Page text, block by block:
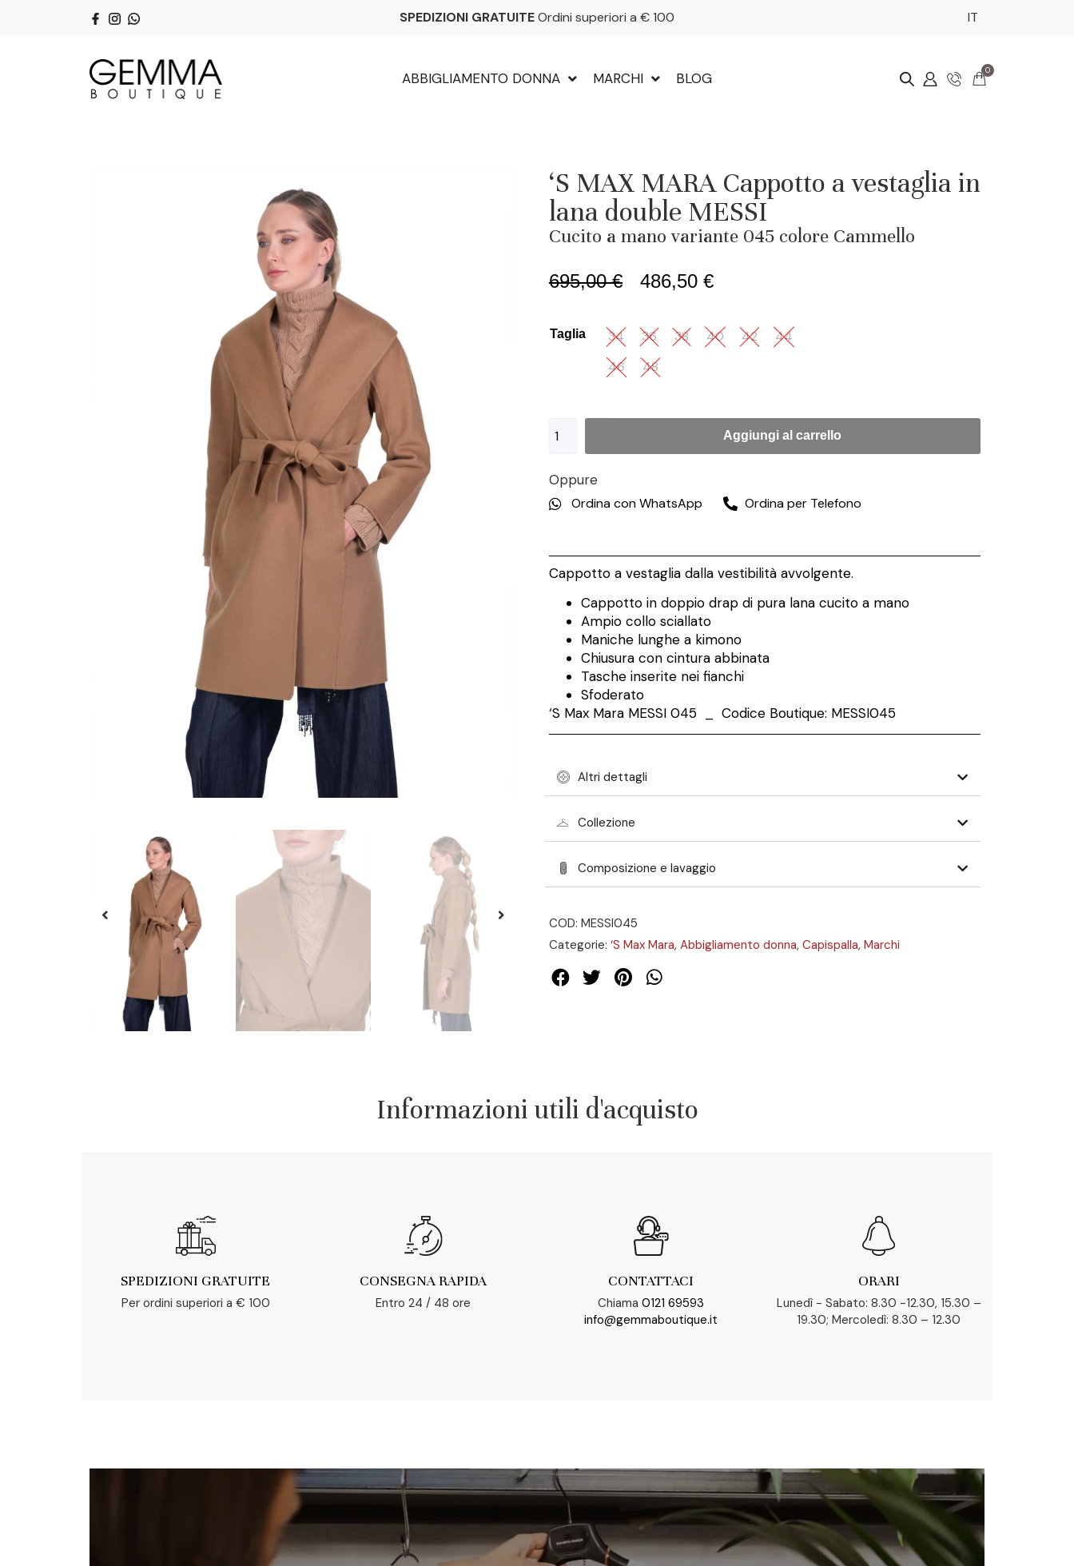
SPEDIZIONI GRATUITEOrdini superiori a € 100 IT
ABBIGLIAMENTO DONNA MARCHI BLOG 0
‘S MAX MARA Cappotto a vestaglia in
lana double MESSI
Cucito a mano variante 045 colore Cammello
695,00€ 486,50 €
Taglia 34 36 38 40 42
44
46
48
Aggiungi al carrello
Oppure
Ordina con WhatsApp Ordina per Telefono
Cappotto a vestaglia dalla vestibilità avvolgente.
Cappotto in doppio drap di pura lana cucito a mano
Ampio collo sciallato
Maniche lunghe a kimono
Chiusura con cintura abbinata
Tasche inserite nei fianchi
Sfoderato
‘S Max Mara MESSI 045 _ Codice Boutique: MESSI045
Altri dettagli
Collezione
Composizione e lavaggio
COD: MESSI045
Categorie: ‘S Max Mara, Abbigliamento donna, Capispalla, Marchi
Informazioni utili d'acquisto
SPEDIZIONI GRATUITE
Per ordini superiori a € 100
CONSEGNA RAPIDA
Entro 24 / 48 ore
CONTATTACI
Chiama 0121 69593
info@gemmaboutique.it
ORARI
Lunedì - Sabato: 8.30 -12.30, 15.30 –
19.30; Mercoledì: 8.30 – 12.30